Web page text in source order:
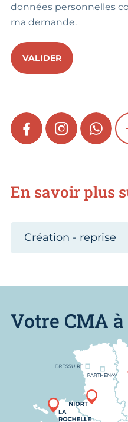
données personnelles
ma demande.
VALIDER
FACEBOOKINSTAGRAM
En savoir plus
Création - reprise
Votre CMA